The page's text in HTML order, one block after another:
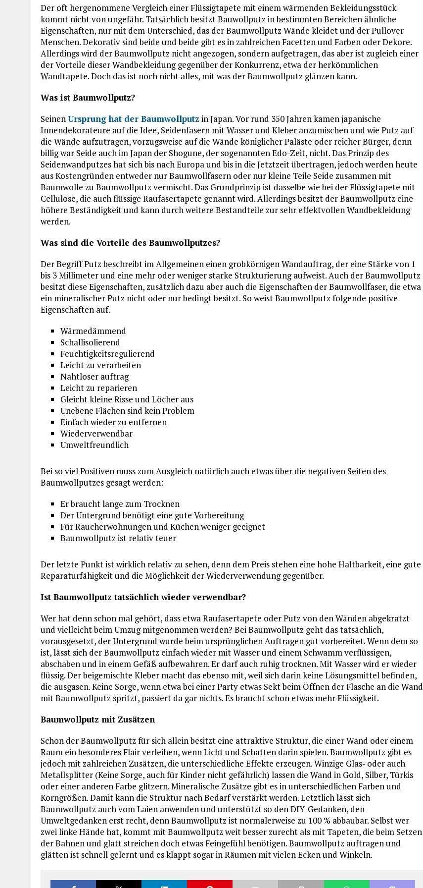
Der oft hergenommene Vergleich einer Flüssigtapete mit einem wärmenden Bekleidungsstück
kommt nicht von ungefähr. Tatsächlich besitzt Bauwollputz in bestimmten Bereichen ähnliche
Eigenschaften, nur mit dem Unterschied, das der Baumwollputz Wände kleidet und der Pullover
Menschen. Dekorativ sind beide und beide gibt es in zahlreichen Facetten und Farben oder Dekore.
Allerdings wird der Baumwollputz nicht angezogen, sondern aufgetragen, das aber ist zugleich einer
der Vorteile dieser Wandbekleidung gegenüber der Konkurrenz, etwa der herkömmlichen
Wandtapete. Doch das ist noch nicht alles, mit was der Baumwollputz glänzen kann.
Was ist Baumwollputz?
SeinenUrsprung hat der Baumwollputz in Japan. Vor rund 350 Jahren kamen japanische
Innendekorateure auf die Idee, Seidenfasern mit Wasser und Kleber anzumischen und wie Putz auf
die Wände aufzutragen, vorzugsweise auf die Wände königlicher Paläste oder reicher Bürger, denn
billig war Seide auch im Japan der Shogune, der sogenannten Edo-Zeit, nicht. Das Prinzip des
Seidenwandputzes hat sich bis nach Europa und bis in die Jetztzeit übertragen, jedoch werden heute
aus Kostengründen entweder nur Baumwollfasern oder nur kleine Teile Seide zusammen mit
Baumwolle zu Baumwollputz vermischt. Das Grundprinzip ist dasselbe wie bei der Flüssigtapete mit
Cellulose, die auch flüssige Raufasertapete genannt wird. Allerdings besitzt der Baumwollputz eine
höhere Beständigkeit und kann durch weitere Bestandteile zur sehr effektvollen Wandbekleidung
werden.
Was sind die Vorteile des Baumwollputzes?
Der Begriff Putz beschreibt im Allgemeinen einen grobkörnigen Wandauftrag, der eine Stärke von 1
bis 3 Millimeter und eine mehr oder weniger starke Strukturierung aufweist. Auch der Baumwollputz
besitzt diese Eigenschaften, zusätzlich dazu aber auch die Eigenschaften der Baumwollfaser, die etwa
ein mineralischer Putz nicht oder nur bedingt besitzt. So weist Baumwollputz folgende positive
Eigenschaften auf.
Wärmedämmend
Schallisolierend
Feuchtigkeitsregulierend
Leicht zu verarbeiten
Nahtloser auftrag
Leicht zu reparieren
Gleicht kleine Risse und Löcher aus
Unebene Flächen sind kein Problem
Einfach wieder zu entfernen
Wiederverwendbar
Umweltfreundlich
Bei so viel Positiven muss zum Ausgleich natürlich auch etwas über die negativen Seiten des
Baumwollputzes gesagt werden:
Er braucht lange zum Trocknen
Der Untergrund benötigt eine gute Vorbereitung
Für Raucherwohnungen und Küchen weniger geeignet
Baumwollputz ist relativ teuer
Der letzte Punkt ist wirklich relativ zu sehen, denn dem Preis stehen eine hohe Haltbarkeit, eine gute
Reparaturfähigkeit und die Möglichkeit der Wiederverwendung gegenüber.
Ist Baumwollputz tatsächlich wieder verwendbar?
Wer hat denn schon mal gehört, dass etwa Raufasertapete oder Putz von den Wänden abgekratzt
und vielleicht beim Umzug mitgenommen werden? Bei Baumwollputz geht das tatsächlich,
vorausgesetzt, der Untergrund wurde beim ursprünglichen Auftragen gut vorbereitet. Wenn dem so
ist, lässt sich der Baumwollputz einfach wieder mit Wasser und einem Schwamm verflüssigen,
abschaben und in einem Gefäß aufbewahren. Er darf auch ruhig trocknen. Mit Wasser wird er wieder
flüssig. Der beigemischte Kleber macht das ebenso mit, weil sich darin keine Lösungsmittel befinden,
die ausgasen. Keine Sorge, wenn etwa bei einer Party etwas Sekt beim Öffnen der Flasche an die Wand
mit Baumwollputz spritzt, passiert da gar nichts. Es braucht schon etwas mehr Flüssigkeit.
Baumwollputz mit Zusätzen
Schon der Baumwollputz für sich allein besitzt eine attraktive Struktur, die einer Wand oder einem
Raum ein besonderes Flair verleihen, wenn Licht und Schatten darin spielen. Baumwollputz gibt es
jedoch mit zahlreichen Zusätzen, die unterschiedliche Effekte erzeugen. Winzige Glas- oder auch
Metallsplitter (Keine Sorge, auch für Kinder nicht gefährlich) lassen die Wand in Gold, Silber, Türkis
oder einer anderen Farbe glitzern. Mineralische Zusätze gibt es in unterschiedlichen Farben und
Korngrößen. Damit kann die Struktur nach Bedarf verstärkt werden. Letztlich lässt sich
Baumwollputz auch vom Laien anwenden und unterstützt so den DIY-Gedanken, den
Umweltgedanken erst recht, denn Baumwollputz ist normalerweise zu 100 % abbaubar. Selbst wer
zwei linke Hände hat, kommt mit Baumwollputz weit besser zurecht als mit Tapeten, die beim Setzen
der Bahnen und glatt streichen doch etwas Feingefühl benötigen. Baumwollputz auftragen und
glätten ist schnell gelernt und es klappt sogar in Räumen mit vielen Ecken und Winkeln.